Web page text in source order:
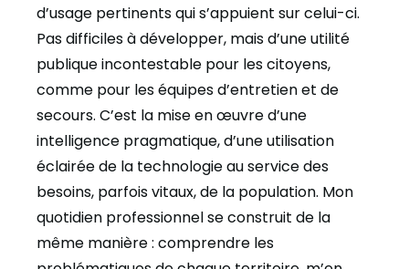
d’usage pertinents qui s’appuient sur celui-ci.
Pas difficiles à développer, mais d’une utilité
publique incontestable pour les citoyens,
comme pour les équipes d’entretien et de
secours. C’est la mise en œuvre d’une
intelligence pragmatique, d’une utilisation
éclairée de la technologie au service des
besoins, parfois vitaux, de la population. Mon
quotidien professionnel se construit de la
même manière : comprendre les